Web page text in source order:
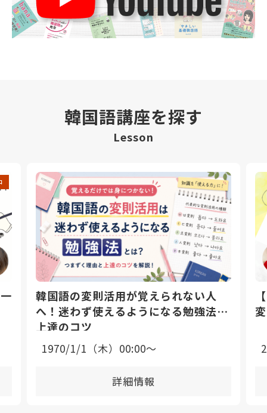
韓国語講座を探す
Lesson
韓国語の変則活用が覚えられない人
へ！迷わず使えるようになる勉強法と
上達のコツ
1970/1/1（木）00:00〜
詳細情報